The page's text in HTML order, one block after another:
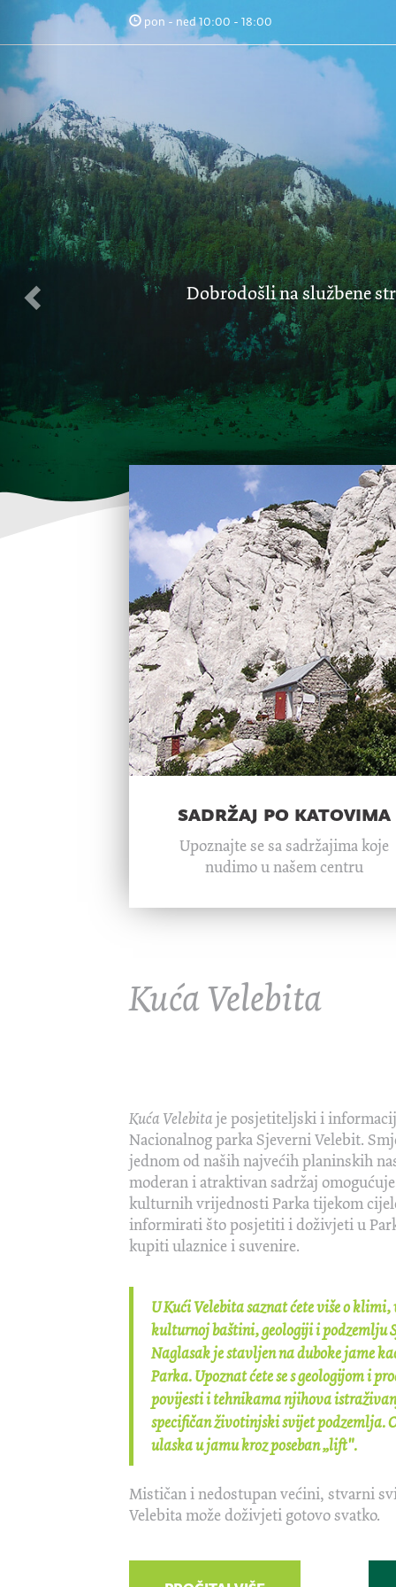
Previous pon - ned 10:00 - 18:00
Dobrodošli na službene
sadržaj po katovima
Upoznajte se sa sadržajima koje
nudimo u našem centru
Kuća Velebita
Kuća Velebitaje posjetiteljski i
Nacionalnog parka Sjeverni Velebit.
jednom od naših najvećih planinskih
moderan i atraktivan sadržaj
kulturnih vrijednosti Parka tijekom
informirati što posjetiti i doživjeti u
kupiti ulaznice i suvenire.
U Kući Velebita saznat ćete više o
kulturnoj baštini, geologiji i podzemlju
Naglasak je stavljen na duboke jame
Parka. Upoznat ćete se s geologijom i
povijesti i tehnikama njihova
specifičan životinjski svijet podzemlja.
ulaska u jamu kroz poseban „lift".
Mističan i nedostupan većini, stvarni
Velebita može doživjeti gotovo svatko.